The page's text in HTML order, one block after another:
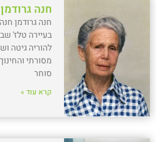
חנה גרודמן
חנה גרודמן
בעיירה טלז'
להוריה גיטה
מסורתי
סוחר
קרא עוד »